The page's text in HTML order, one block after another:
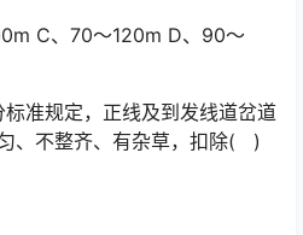
C、70～120m D、90～
准规定，正线及到发线道岔道
、不整齐、有杂草，扣除( )